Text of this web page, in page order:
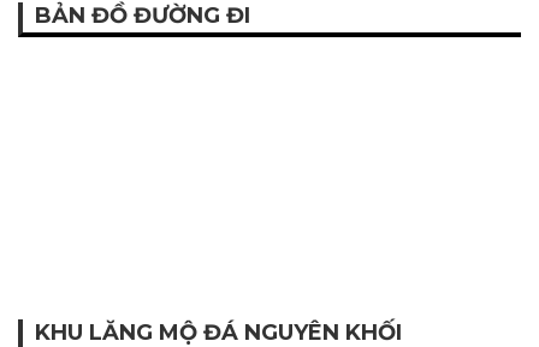
BẢN ĐỒ ĐƯỜNG ĐI
KHU LĂNG MỘ ĐÁ NGUYÊN KHỐI